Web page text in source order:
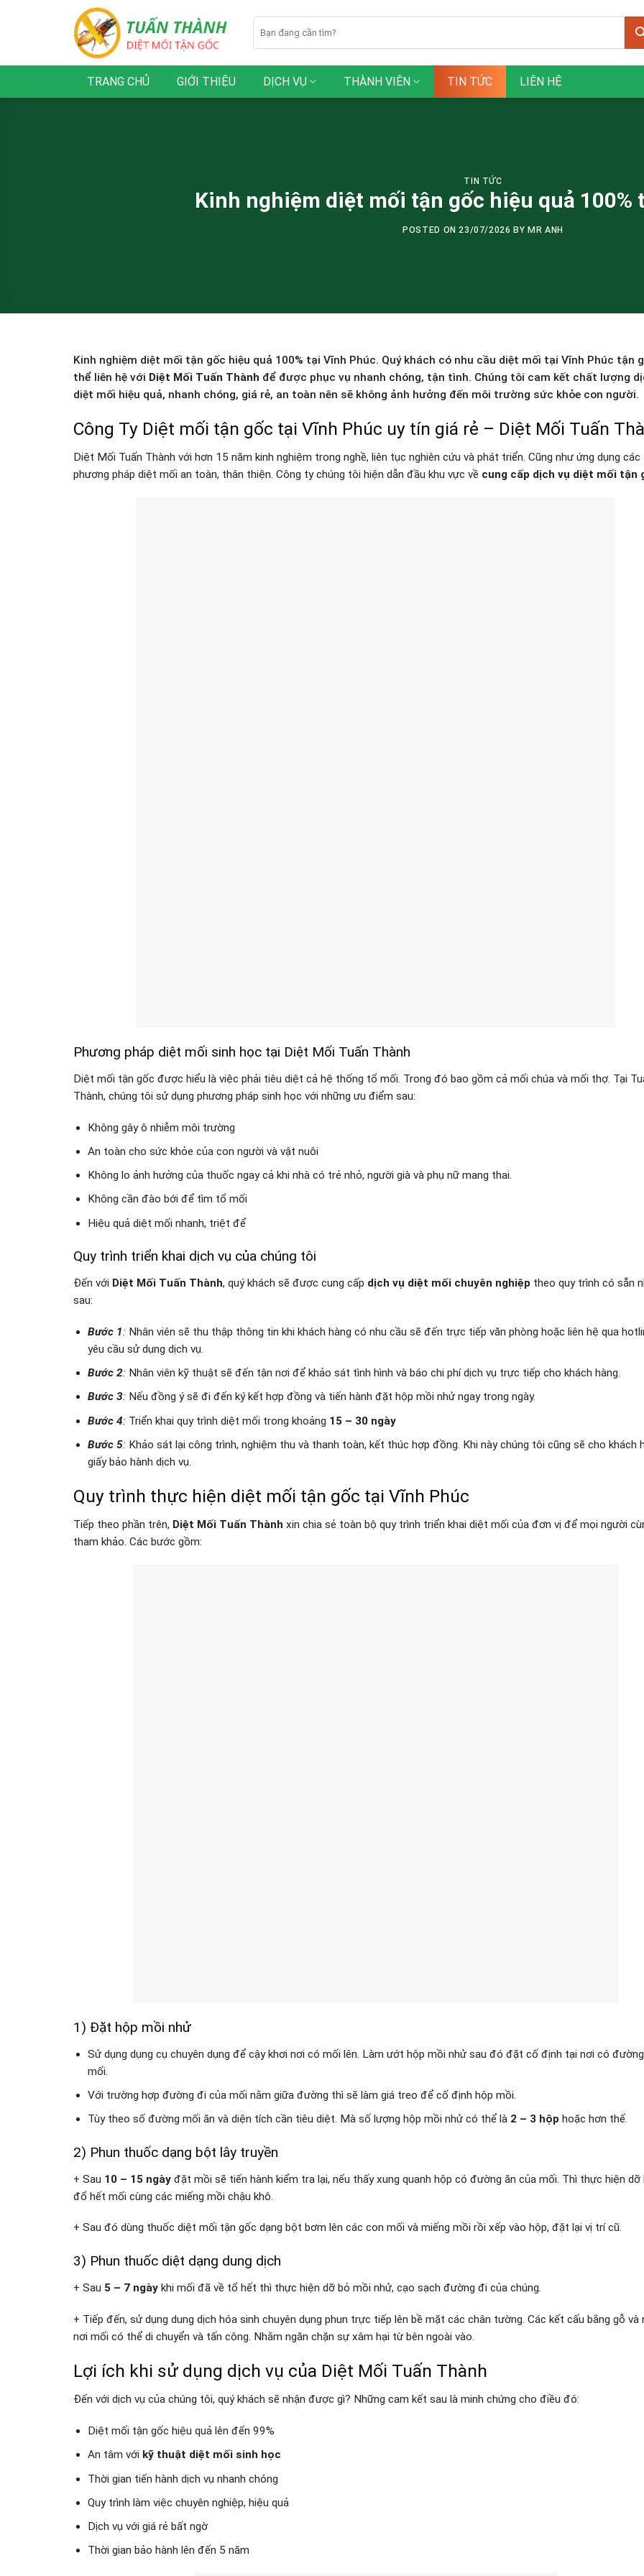
TRANG CHỦ GIỚI THIỆU DỊCH VỤ THÀNH VIÊN TIN TỨC LIÊN HỆ
TIN TỨC
Kinh nghiệm diệt mối tận gốc hiệu quả 100%
POSTED ON23/07/2026 BY MR ANH
Kinh nghiệm diệt mối tận gốc hiệu quả 100% tại Vĩnh Phúc. Quý khách có nhu cầu diệt mối tại Vĩnh Phúc tận
thể liên hệ với Diệt Mối Tuấn Thành để được phục vụ nhanh chóng, tận tình. Chúng tôi cam kết chất lượng
diệt mối hiệu quả, nhanh chóng, giá rẻ, an toàn nên sẽ không ảnh hưởng đến môi trường sức khỏe con người.
Công Ty Diệt mối tận gốc tại Vĩnh Phúc uy tín giá rẻ – Diệt Mối Tuấn
Diệt Mối Tuấn Thành với hơn 15 năm kinh nghiệm trong nghề, liên tục nghiên cứu và phát triển. Cũng như ứng dụng các
phương pháp diệt mối an toàn, thân thiện. Công ty chúng tôi hiện dẫn đầu khu vực về cung cấp dịch vụ diệt mối tận
Phương pháp diệt mối sinh học tại Diệt Mối Tuấn Thành
Diệt mối tận gốc được hiểu là việc phải tiêu diệt cả hệ thống tổ mối. Trong đó bao gồm cả mối chúa và mối thợ. Tại
Thành, chúng tôi sử dụng phương pháp sinh học với những ưu điểm sau:
Không gây ô nhiễm môi trường
An toàn cho sức khỏe của con người và vật nuôi
Không lo ảnh hưởng của thuốc ngay cả khi nhà có trẻ nhỏ, người già và phụ nữ mang thai.
Không cần đào bới để tìm tổ mối
Hiệu quả diệt mối nhanh, triệt để
Quy trình triển khai dịch vụ của chúng tôi
Đến với Diệt Mối Tuấn Thành, quý khách sẽ được cung cấp dịch vụ diệt mối chuyên nghiệp theo quy trình có sẵn
sau:
Bước 1: Nhân viên sẽ thu thập thông tin khi khách hàng có nhu cầu sẽ đến trực tiếp văn phòng hoặc liên hệ qua
yêu cầu sử dụng dịch vụ.
Bước 2: Nhân viên kỹ thuật sẽ đến tận nơi để khảo sát tình hình và báo chi phí dịch vụ trực tiếp cho khách hàng.
Bước 3: Nếu đồng ý sẽ đi đến ký kết hợp đồng và tiến hành đặt hộp mồi nhử ngay trong ngày.
Bước 4: Triển khai quy trình diệt mối trong khoảng 15 – 30 ngày
Bước 5: Khảo sát lại công trình, nghiệm thu và thanh toàn, kết thúc hợp đồng. Khi này chúng tôi cũng sẽ cho khách
giấy bảo hành dịch vụ.
Quy trình thực hiện diệt mối tận gốc tại Vĩnh Phúc
Tiếp theo phần trên, Diệt Mối Tuấn Thành xin chia sẻ toàn bộ quy trình triển khai diệt mối của đơn vị để mọi người
tham khảo. Các bước gồm:
1) Đặt hộp mồi nhử
Sử dụng dụng cụ chuyên dụng để cậy khơi nơi có mối lên. Làm ướt hộp mồi nhử sau đó đặt cố định tại nơi có
mối.
Với trường hợp đường đi của mối nằm giữa đường thì sẽ làm giá treo để cố định hộp mồi.
Tùy theo số đường mối ăn và diện tích cần tiêu diệt. Mà số lượng hộp mồi nhử có thể là 2 – 3 hộp hoặc hơn thế.
2) Phun thuốc dạng bột lây truyền
+ Sau 10 – 15 ngày đặt mồi sẽ tiến hành kiểm tra lại, nếu thấy xung quanh hộp có đường ăn của mối. Thì thực hiện dỡ
đổ hết mối cùng các miếng mồi chậu khô.
+ Sau đó dùng thuốc diệt mối tận gốc dạng bột bơm lên các con mối và miếng mồi rồi xếp vào hộp, đặt lại vị trí cũ.
3) Phun thuốc diệt dạng dung dịch
+ Sau 5 – 7 ngày khi mối đã về tổ hết thì thực hiện dỡ bỏ mồi nhử, cạo sạch đường đi của chúng.
+ Tiếp đến, sử dụng dung dịch hóa sinh chuyên dụng phun trực tiếp lên bề mặt các chân tường. Các kết cấu bằng gỗ và
nơi mối có thể di chuyển và tấn công. Nhằm ngăn chặn sự xâm hại từ bên ngoài vào.
Lợi ích khi sử dụng dịch vụ của Diệt Mối Tuấn Thành
Đến với dịch vụ của chúng tôi, quý khách sẽ nhận được gì? Những cam kết sau là minh chứng cho điều đó:
Diệt mối tận gốc hiệu quả lên đến 99%
An tâm với kỹ thuật diệt mối sinh học
Thời gian tiến hành dịch vụ nhanh chóng
Quy trình làm việc chuyên nghiệp, hiệu quả
Dịch vụ với giá rẻ bất ngờ
Thời gian bảo hành lên đến 5 năm